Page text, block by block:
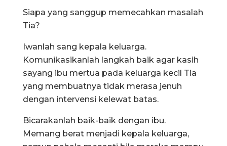
Siapa yang sanggup memecahkan masalah
Tia?
Iwanlah sang kepala keluarga.
Komunikasikanlah langkah baik agar kasih
sayang ibu mertua pada keluarga kecil Tia
yang membuatnya tidak merasa jenuh
dengan intervensi kelewat batas.
Bicarakanlah baik-baik dengan ibu.
Memang berat menjadi kepala keluarga,